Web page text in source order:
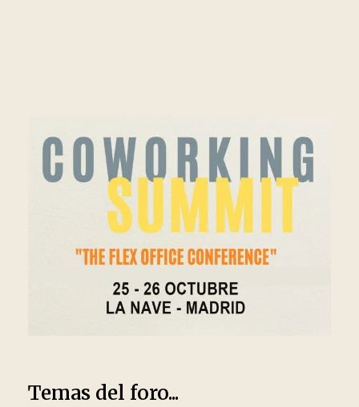
Temas del foro...